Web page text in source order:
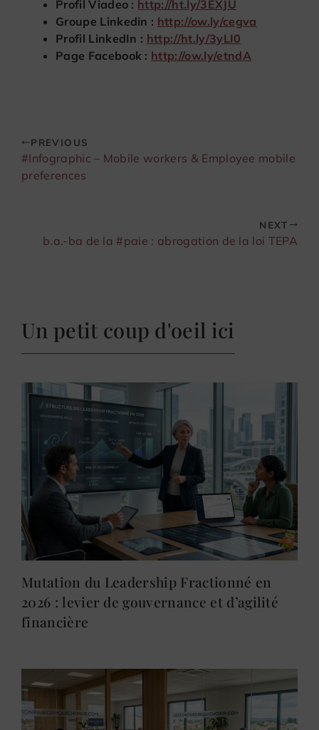
Profil Viadeo : http://ht.ly/3EXJU
Groupe Linkedin : http://ow.ly/cegva
Profil LinkedIn : http://ht.ly/3yLI0
Page Facebook : http://ow.ly/etndA
PREVIOUS
#Infographic – Mobile workers & Employee mobile
preferences
NEXT
b.a.-ba de la #paie : abrogation de la loi TEPA
Un petit coup d'oeil ici
Mutation du Leadership Fractionné en
2026 : levier de gouvernance et d’agilité
financière